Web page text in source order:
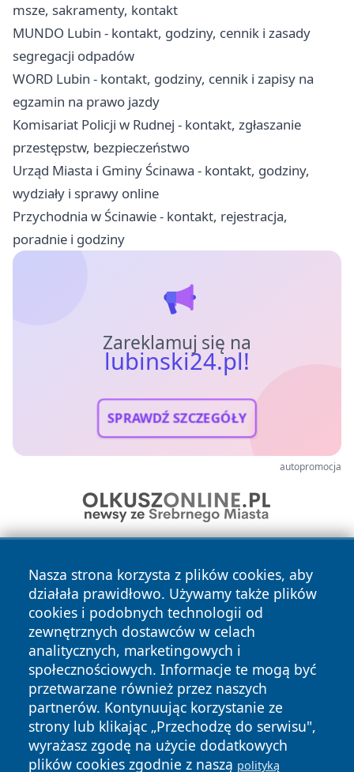
msze, sakramenty, kontakt
MUNDO Lubin - kontakt, godziny, cennik i zasady
segregacji odpadów
WORD Lubin - kontakt, godziny, cennik i zapisy na
egzamin na prawo jazdy
Komisariat Policji w Rudnej - kontakt, zgłaszanie
przestępstw, bezpieczeństwo
Urząd Miasta i Gminy Ścinawa - kontakt, godziny,
wydziały i sprawy online
Przychodnia w Ścinawie - kontakt, rejestracja,
poradnie i godziny
Zareklamuj się na
lubinski24.pl!
SPRAWDŹ SZCZEGÓŁY
autopromocja
Nasza strona korzysta z plików cookies, aby
działała prawidłowo. Używamy także plików
cookies i podobnych technologii od
zewnętrznych dostawców w celach
analitycznych, marketingowych i
społecznościowych. Informacje te mogą być
przetwarzane również przez naszych
partnerów. Kontynuując korzystanie ze
strony lub klikając „Przechodzę do serwisu",
wyrażasz zgodę na użycie dodatkowych
plików cookies zgodnie z naszą polityką
Copyright © 2026 lubinski24.pl Wszystkie prawa zastrzeżone.
News Autorzy
Polityka
Prywatności
Polityka
Cookies